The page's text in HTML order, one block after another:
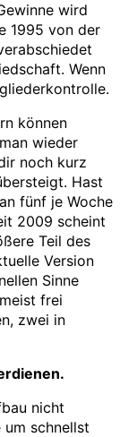
wird
1995 von der
Wenn
können
wieder
noch kurz
Hast
fünf je Woche
2009 scheint
Teil des
Version
Sinne
frei
zwei in
nicht
schnellst